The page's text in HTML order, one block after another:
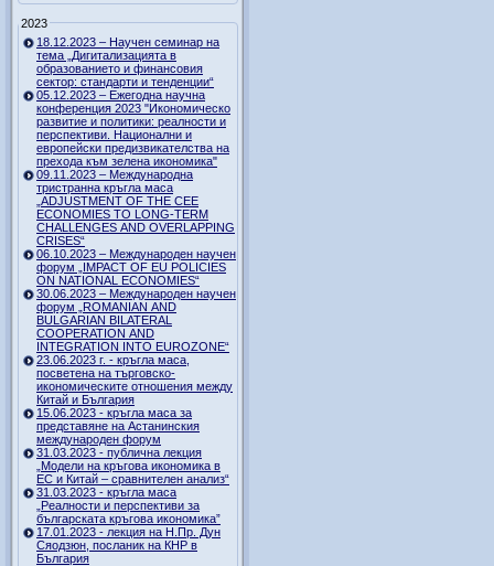
2023
18.12.2023 – Научен семинар на
тема „Дигитализацията в
образованието и финансовия
сектор: стандарти и тенденции“
05.12.2023 – Ежегодна научна
конференция 2023 "Икономическо
развитие и политики: реалности и
перспективи. Национални и
европейски предизвикателства на
прехода към зелена икономика"
09.11.2023 – Международна
тристранна кръгла маса
„ADJUSTMENT OF THE CEE
ECONOMIES TO LONG-TERM
CHALLENGES AND OVERLAPPING
CRISES“
06.10.2023 – Международен научен
форум „IMPACT OF EU POLICIES
ON NATIONAL ECONOMIES“
30.06.2023 – Международен научен
форум „ROMANIAN AND
BULGARIAN BILATERAL
COOPERATION AND
INTEGRATION INTO EUROZONE“
23.06.2023 г. - кръгла маса,
посветена на търговско-
икономическите отношения между
Китай и България
15.06.2023 - кръгла маса за
представяне на Астанинския
международен форум
31.03.2023 - публична лекция
„Модели на кръгова икономика в
ЕС и Китай – сравнителен анализ“
31.03.2023 - кръгла маса
„Реалности и перспективи за
българската кръгова икономика”
17.01.2023 - лекция на Н.Пр. Дун
Сяодзюн, посланик на КНР в
България